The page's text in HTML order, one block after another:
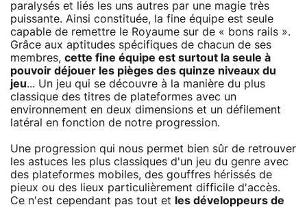
paralysés et liés les uns autres par une magie très
puissante. Ainsi constituée, la fine équipe est seule
capable de remettre le Royaume sur de « bons rails ».
Grâce aux aptitudes spécifiques de chacun de ses
membres, cette fine équipe est surtout la seule à
pouvoir déjouer les pièges des quinze niveaux du
jeu... Un jeu qui se découvre à la manière du plus
classique des titres de plateformes avec un
environnement en deux dimensions et un défilement
latéral en fonction de notre progression.
Une progression qui nous permet bien sûr de retrouver
les astuces les plus classiques d'un jeu du genre avec
des plateformes mobiles, des gouffres hérissés de
pieux ou des lieux particulièrement difficile d'accès.
Ce n'est cependant pas tout et
les développeurs de